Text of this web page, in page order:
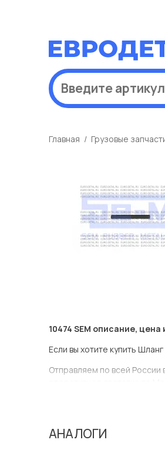
Главная Грузовые
10474 SEM описание, цена
Если вы хотите купить
Отправляем по всей
АНАЛОГИ